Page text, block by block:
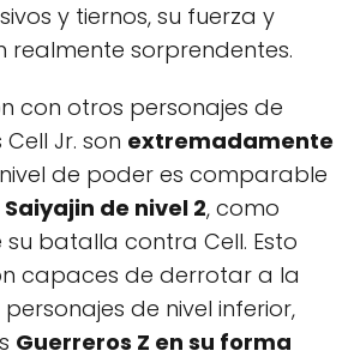
y tiernos, su fuerza y
realmente sorprendentes.
con otros personajes de
Jr. son extremadamente
nivel de poder es comparable
de nivel 2, como
batalla contra Cell. Esto
capaces de derrotar a la
de nivel inferior,
Guerreros Z en su forma